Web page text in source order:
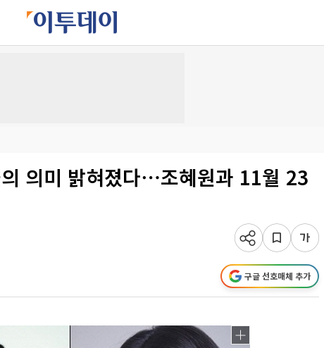
의미 밝혀졌다⋯조혜원과 11월 23
구글 선호매체 추가